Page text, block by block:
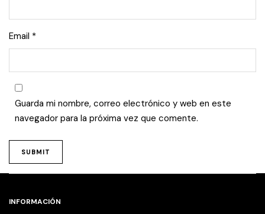
Email *
Guarda mi nombre, correo electrónico y web en este
navegador para la próxima vez que comente.
INFORMACIÓN